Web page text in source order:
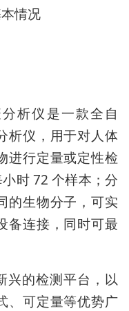
情况
析仪是一款全自
析仪，用于对人体
进行定量或定性检
时 72 个样本；分
的生物分子，可实
备连接，同时可最
兴的检测平台，以
、可定量等优势广